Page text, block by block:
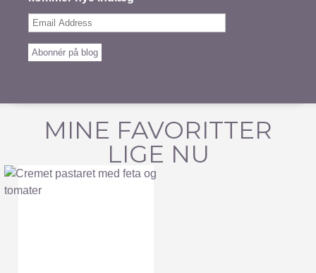
Email
Abonnér på blog
MINE FAVORITTER
LIGE NU